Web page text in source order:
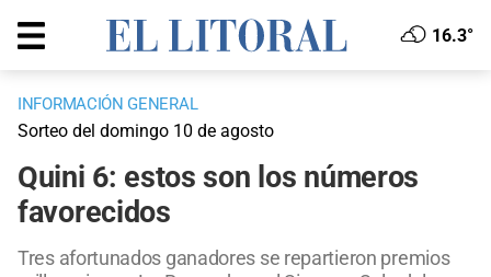
16.3°
INFORMACIÓN GENERAL
Sorteo del domingo 10 de agosto
Quini 6: estos son los números
favorecidos
Tres afortunados ganadores se repartieron premios